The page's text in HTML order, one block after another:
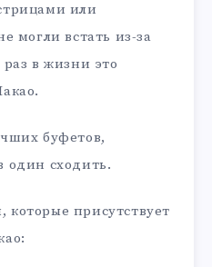
или
могли встать из-за
в жизни это
буфетов,
один сходить.
присутствует